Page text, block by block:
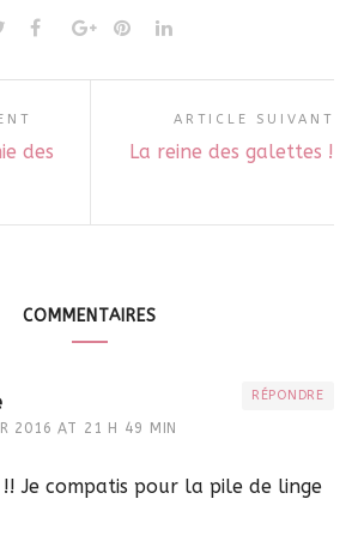
des
ARTICLE SUIVANT
La reine des galettes !
COMMENTAIRES
2016 AT 21 H 49 MIN
RÉPONDRE
Je compatis pour la pile de linge